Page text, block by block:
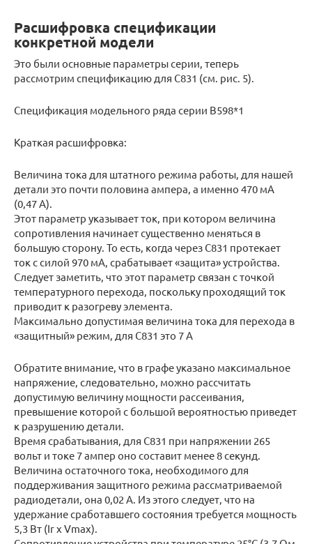
Расшифровка спецификации
конкретной модели
Это были основные параметры серии, теперь
рассмотрим спецификацию для С831 (см. рис. 5).
Спецификация модельного ряда серии B598*1
Краткая расшифровка:
Величина тока для штатного режима работы, для нашей
детали это почти половина ампера, а именно 470 мА
(0,47 А).
Этот параметр указывает ток, при котором величина
сопротивления начинает существенно меняться в
большую сторону. То есть, когда через С831 протекает
ток с силой 970 мА, срабатывает «защита» устройства.
Следует заметить, что этот параметр связан с точкой
температурного перехода, поскольку проходящий ток
приводит к разогреву элемента.
Максимально допустимая величина тока для перехода в
«защитный» режим, для С831 это 7 А
Обратите внимание, что в графе указано максимальное
напряжение, следовательно, можно рассчитать
допустимую величину мощности рассеивания,
превышение которой с большой вероятностью приведет
к разрушению детали.
Время срабатывания, для С831 при напряжении 265
вольт и токе 7 ампер оно составит менее 8 секунд.
Величина остаточного тока, необходимого для
поддерживания защитного режима рассматриваемой
радиодетали, она 0,02 А. Из этого следует, что на
удержание сработавшего состояния требуется мощность
5,3 Вт (Ir x Vmax).